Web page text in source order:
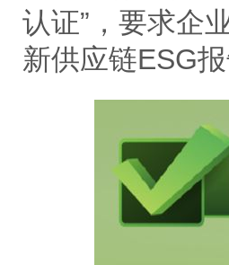
认证”，要求企
新供应链ESG